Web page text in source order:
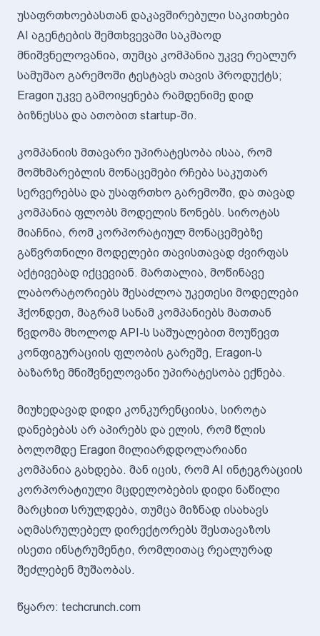
უსაფრთხოებასთან დაკავშირებული საკითხები
AI აგენტების შემთხვევაში საკმაოდ
მნიშვნელოვანია, თუმცა კომპანია უკვე რეალურ
სამუშაო გარემოში ტესტავს თავის პროდუქტს;
Eragon უკვე გამოიყენება რამდენიმე დიდ
ბიზნესსა და ათობით startup-ში.
კომპანიის მთავარი უპირატესობა ისაა, რომ
მომხმარებლის მონაცემები რჩება საკუთარ
სერვერებსა და უსაფრთხო გარემოში, და თავად
კომპანია ფლობს მოდელის წონებს. სიროტას
მიაჩნია, რომ კორპორატიულ მონაცემებზე
გაწვრთნილი მოდელები თავისთავად ძვირფას
აქტივებად იქცევიან. მართალია, მოწინავე
ლაბორატორიებს შესაძლოა უკეთესი მოდელები
ჰქონდეთ, მაგრამ სანამ კომპანიებს მათთან
წვდომა მხოლოდ API-ს საშუალებით მოუწევთ
კონფიგურაციის ფლობის გარეშე, Eragon-ს
ბაზარზე მნიშვნელოვანი უპირატესობა ექნება.
მიუხედავად დიდი კონკურენციისა, სიროტა
დანებებას არ აპირებს და ელის, რომ წლის
ბოლომდე Eragon მილიარდდოლარიანი
კომპანია გახდება. მან იცის, რომ AI ინტეგრაციის
კორპორატიული მცდელობების დიდი ნაწილი
მარცხით სრულდება, თუმცა მიზნად ისახავს
აღმასრულებელ დირექტორებს შესთავაზოს
ისეთი ინსტრუმენტი, რომლითაც რეალურად
შეძლებენ მუშაობას.
წყარო: techcrunch.com